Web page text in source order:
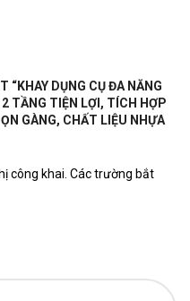
“KHAY DỤNG CỤ ĐA NĂNG
TẦNG TIỆN LỢI, TÍCH HỢP
GÀNG, CHẤT LIỆU NHỰA
công khai. Các trường bắt